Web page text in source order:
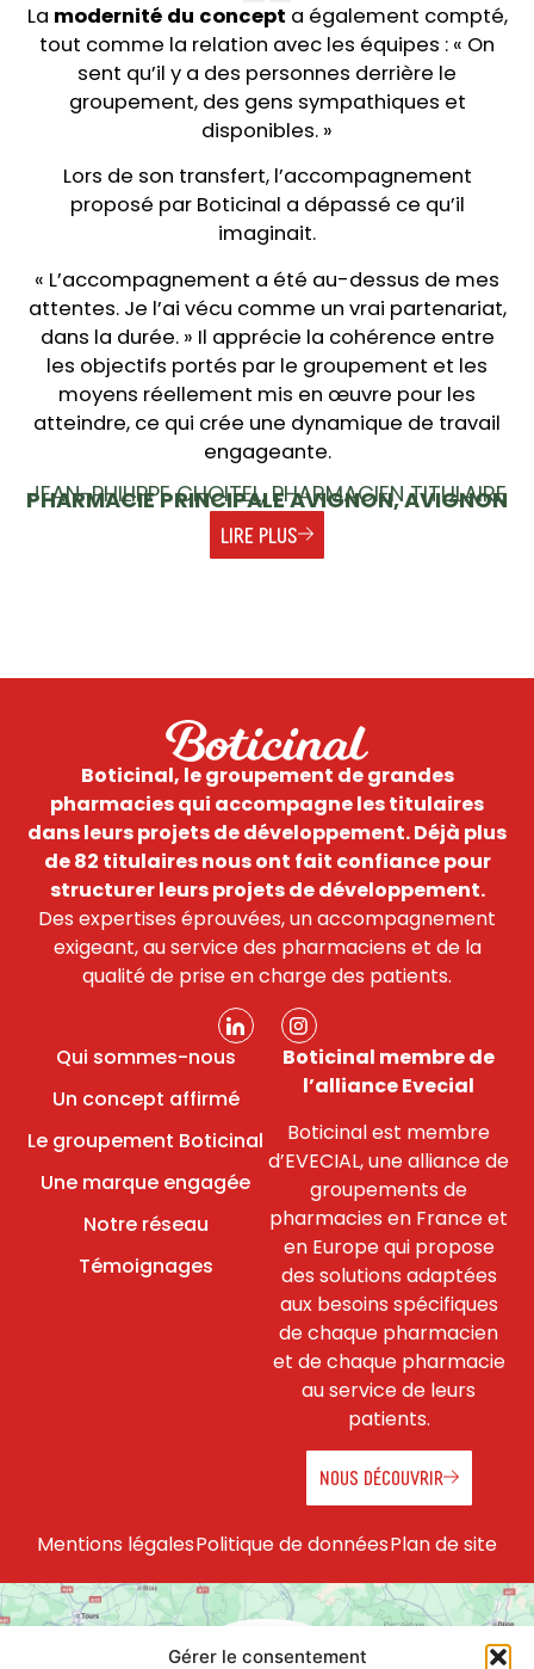
Gérer le consentement
La modernité du concept a également compté,
tout comme la relation avec les équipes : « On
sent qu’il y a des personnes derrière le
groupement, des gens sympathiques et
disponibles. »
Lors de son transfert, l’accompagnement
proposé par Boticinal a dépassé ce qu’il
imaginait.
« L’accompagnement a été au-dessus de mes
attentes. Je l’ai vécu comme un vrai partenariat,
dans la durée. » Il apprécie la cohérence entre
les objectifs portés par le groupement et les
moyens réellement mis en œuvre pour les
atteindre, ce qui crée une dynamique de travail
engageante.
JEAN-PHILIPPE CHOITEL, PHARMACIEN TITULAIRE
PHARMACIE PRINCIPALE AVIGNON, AVIGNON
LIRE PLUS
Boticinal, le groupement de grandes
pharmacies qui accompagne les titulaires
dans leurs projets de développement.Déjà plus
de 82 titulaires nous ont fait confiance pour
structurer leurs projets de développement.
Des expertises éprouvées, un accompagnement
exigeant, au service des pharmaciens et de la
qualité de prise en charge des patients.
Qui sommes-nous
Un concept affirmé
Le groupement Boticinal
Une marque engagée
Notre réseau
Témoignages
Boticinal membre de
l’alliance Evecial
Boticinal est membre
d’EVECIAL, une alliance de
groupements de
pharmacies en France et
en Europe qui propose
des solutions adaptées
aux besoins spécifiques
de chaque pharmacien
et de chaque pharmacie
au service de leurs
patients.
NOUS DÉCOUVRIR
Mentions légalesPolitique de donnéesPlan de site